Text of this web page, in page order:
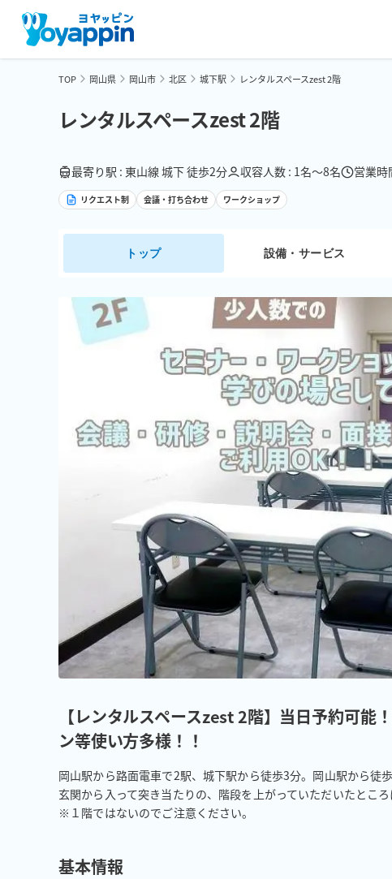
TOP 岡山県 岡山市 北区 城下駅 レンタルスペースzest 2階
レンタルスペースzest 2階
最寄り駅 : 東山線 城下 徒歩2分 収容人数 : 1名〜8名 営業時
リクエスト制 会議・打ち合わせ ワークショップ
トップ 設備・サービス
【レンタルスペースzest 2階】当日予約可能
ン等使い方多様！！
岡山駅から路面電車で2駅、城下駅から徒歩3分。岡山駅から徒歩
玄関から入って突き当たりの、階段を上がっていただいたところ
※１階ではないのでご注意ください。
基本情報